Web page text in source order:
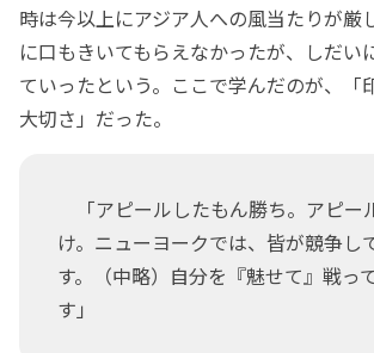
時は今以上にアジア人への風当たりが厳
に口もきいてもらえなかったが、しだい
ていったという。ここで学んだのが、「
大切さ」だった。
「アピールしたもん勝ち。アピー
け。ニューヨークでは、皆が競争し
す。（中略）自分を『魅せて』戦っ
す」